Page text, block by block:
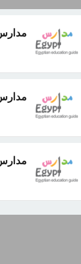
مدارس
مدارس